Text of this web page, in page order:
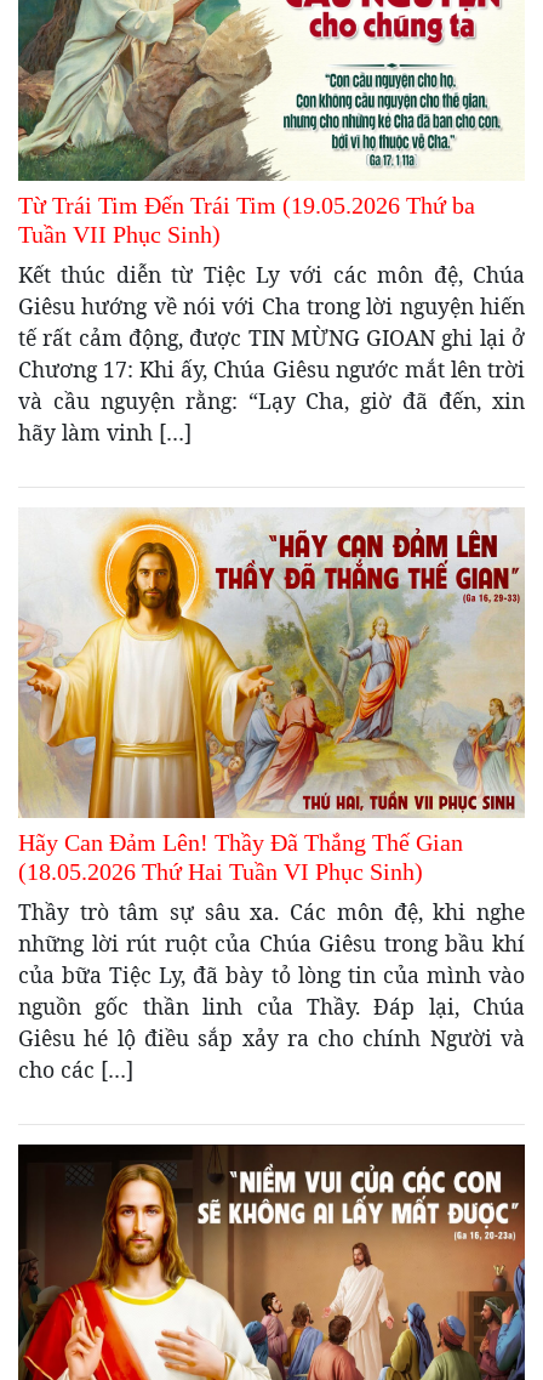
Từ Trái Tim Đến Trái Tim (19.05.2026 Thứ ba
Tuần VII Phục Sinh)
Kết thúc diễn từ Tiệc Ly với các môn đệ, Chúa
Giêsu hướng về nói với Cha trong lời nguyện hiến
tế rất cảm động, được TIN MỪNG GIOAN ghi lại ở
Chương 17: Khi ấy, Chúa Giêsu ngước mắt lên trời
và cầu nguyện rằng: “Lạy Cha, giờ đã đến, xin
hãy làm vinh […]
Hãy Can Đảm Lên! Thầy Đã Thắng Thế Gian
(18.05.2026 Thứ Hai Tuần VI Phục Sinh)
Thầy trò tâm sự sâu xa. Các môn đệ, khi nghe
những lời rút ruột của Chúa Giêsu trong bầu khí
của bữa Tiệc Ly, đã bày tỏ lòng tin của mình vào
nguồn gốc thần linh của Thầy. Đáp lại, Chúa
Giêsu hé lộ điều sắp xảy ra cho chính Người và
cho các […]